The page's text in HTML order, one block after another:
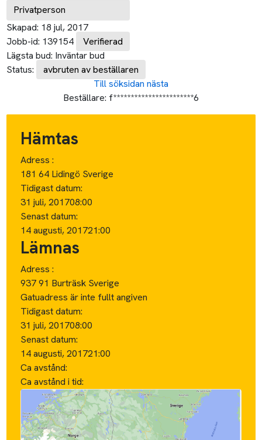
Privatperson
Skapad: 18 jul, 2017
Jobb-id: 139154
Verifierad
Lägsta bud: Inväntar bud
Status:
avbruten av beställaren
Till söksidan nästa
Beställare: f***********************6
Hämtas
Adress :
181 64 Lidingö Sverige
Tidigast datum:
31 juli, 201708:00
Senast datum:
14 augusti, 201721:00
Lämnas
Adress :
937 91 Burträsk Sverige
Gatuadress är inte fullt angiven
Tidigast datum:
31 juli, 201708:00
Senast datum:
14 augusti, 201721:00
Ca avstånd:
Ca avstånd i tid: